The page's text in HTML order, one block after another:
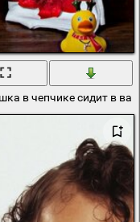
в чепчике сидит в